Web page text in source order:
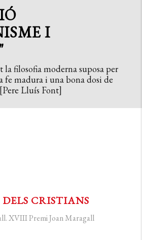
I
la filosofia moderna suposa per
fe madura i una bona dosi de
Lluís Font]
CRISTIANS
XVIII Premi Joan Maragall